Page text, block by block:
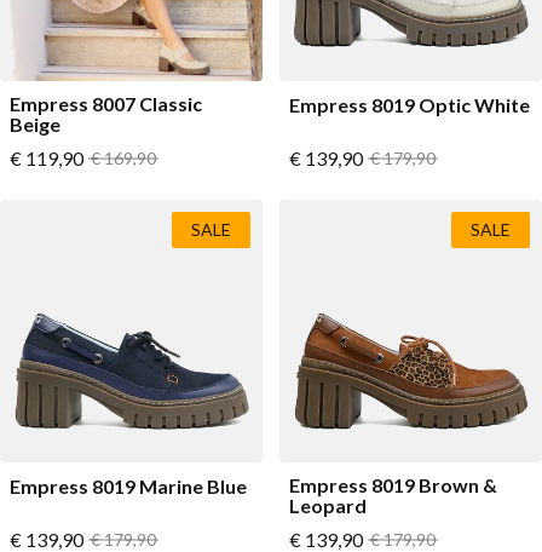
Loafers
Bikerboots
Workerboots
Enkellaarsjes met rits
Chelseaboots
Laarzen
MAG Iconen
Empress 8007 Classic
Beige
Vanaf
€ 119,90 Normale prijs
€ 169,90
Empress 8019 Optic White
Vanaf
€ 139,90 Normale prijs
€ 179,90
Empress 8019 Marine Blue
Vanaf
€ 139,90 Normale prijs
€ 179,90
SALE
Empress 8019 Brown &
Leopard
Vanaf
€ 139,90 Normale prijs
€ 179,90
SALE